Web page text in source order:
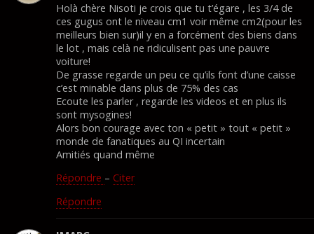
Holà chère Nisoti je crois que tu t’égare , les 3/4 de
ces gugus ont le niveau cm1 voir même cm2(pour les
meilleurs bien sur)il y en a forcément des biens dans
le lot , mais celà ne ridiculisent pas une pauvre
voiture!
De grasse regarde un peu ce qu’ils font d’une caisse
c’est minable dans plus de 75% des cas
Ecoute les parler , regarde les videos et en plus ils
sont mysogines!
Alors bon courage avec ton « petit » tout « petit »
monde de fanatiques au QI incertain
Amitiés quand même
Répondre – Citer
Répondre